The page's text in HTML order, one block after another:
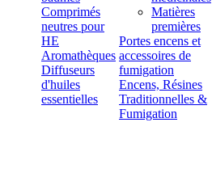
Comprimés
neutres pour
HE
Aromathèques
Diffuseurs
d'huiles
essentielles
Matières
premières
Portes encens et
accessoires de
fumigation
Encens, Résines
Traditionnelles &
Fumigation